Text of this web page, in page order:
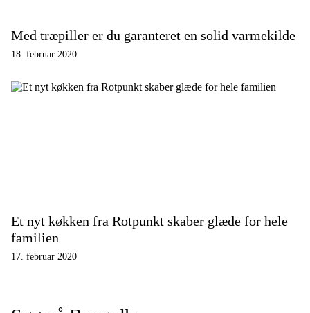
Med træpiller er du garanteret en solid varmekilde
18. februar 2020
Et nyt køkken fra Rotpunkt skaber glæde for hele
familien
17. februar 2020